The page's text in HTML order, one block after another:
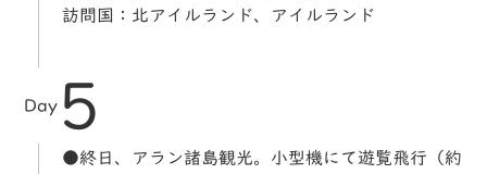
訪問国：北アイルランド、アイルランド
Day 5
●終日、アラン諸島観光。小型機にて遊覧飛行（約